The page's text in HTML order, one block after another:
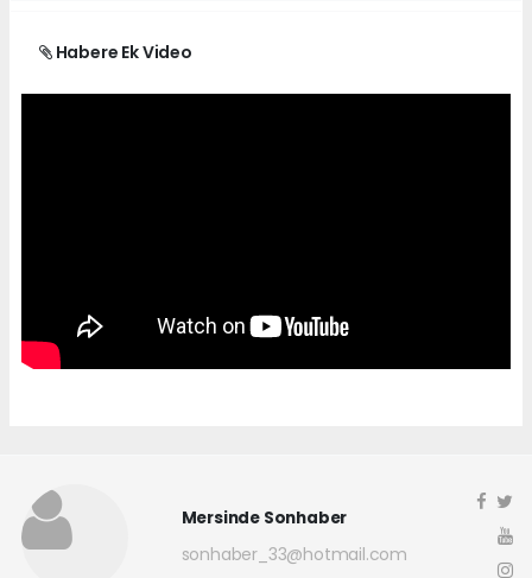
Habere Ek Video
Mersinde Sonhaber
sonhaber_33@hotmail.com